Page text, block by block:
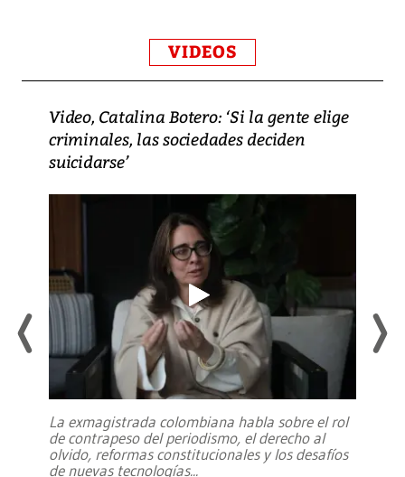
VIDEOS
Video, Catalina Botero: ‘Si la gente elige
criminales, las sociedades deciden
suicidarse’
La exmagistrada colombiana habla sobre el rol
de contrapeso del periodismo, el derecho al
olvido, reformas constitucionales y los desafíos
de nuevas tecnologías...